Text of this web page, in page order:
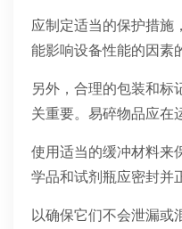
应制定适当的保护措施
能影响设备性能的因素
另外，合理的包装和标
关重要。易碎物品应在
使用适当的缓冲材料来
学品和试剂瓶应密封并
以确保它们不会泄漏或